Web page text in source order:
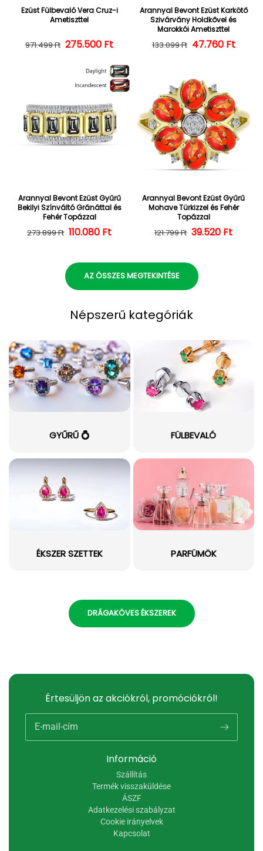
Ezüst Fülbevaló Vera Cruz-i
Ametiszttel
Normál ár
971.499 Ft Kedvezményes ár
275.500 Ft
Arannyal Bevont Ezüst Karkötő
Szivárvány Holdkővel és
Marokkói Ametiszttel
Normál ár
133.099 Ft 47.760 Ft
Arannyal Bevont Ezüst Gyűrű
Bekilyi Színváltó Gránáttal és
Fehér Topázzal
Normál ár
273.899 Ft Kedvezményes ár
110.080 Ft
Arannyal Bevont Ezüst Gyűrű
Mohave Türkizzel és Fehér
Topázzal
Normál ár
121.799 Ft 39.520 Ft
AZ ÖSSZES MEGTEKINTÉSE
Népszerű kategóriák
GYŰRŰ 💍 FÜLBEVALÓ
ÉKSZER SZETTEK PARFÜMÖK
DRÁGAKÖVES ÉKSZEREK
Információ
Szállítás
Termék visszaküldése
ÁSZF
Adatkezelési szabályzat
Cookie irányelvek
Kapcsolat
Értesüljön az akciókról, promóciókról!
E-mail-cím